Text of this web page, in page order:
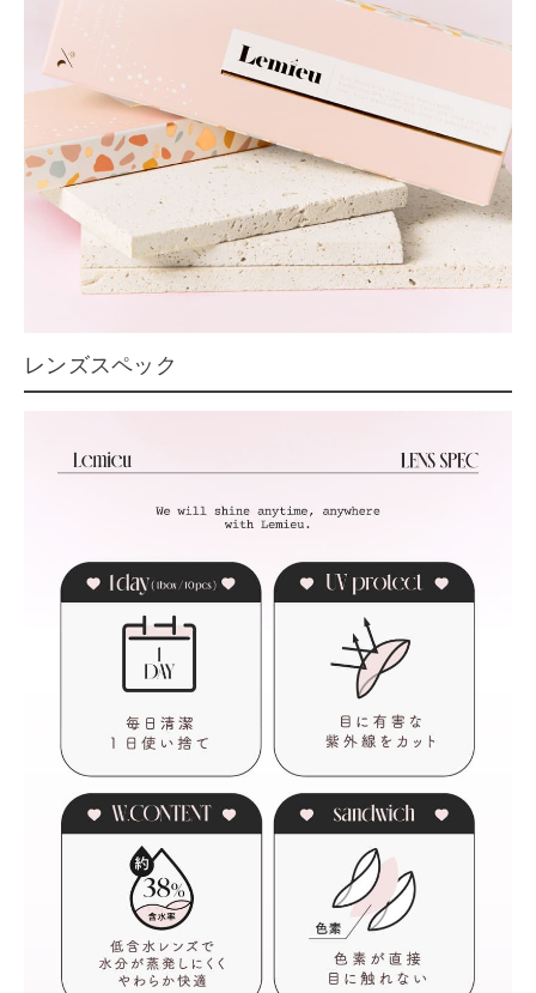
レンズスペック